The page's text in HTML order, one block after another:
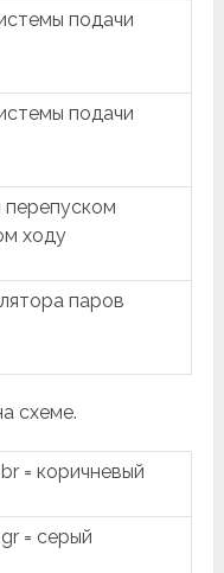
подачи
подачи
перепуском
ходу
паров
схеме.
br = коричневый
gr = серый